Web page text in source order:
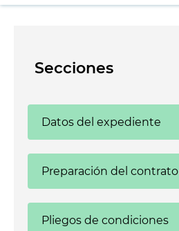
Secciones
Datos del expediente
Preparación del contrato
Pliegos de condiciones